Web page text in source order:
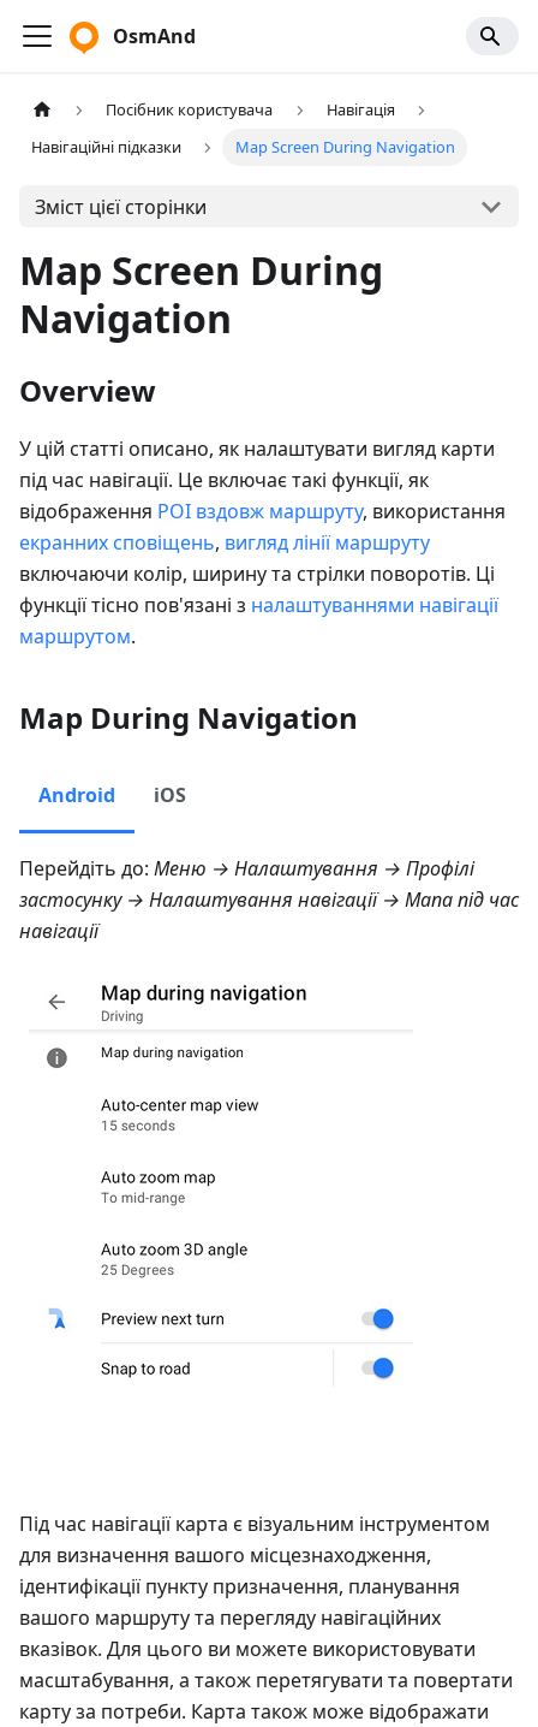
OsmAnd
Посібник користувача
Навігація
Навігаційні підказки
Map Screen During Navigation
Зміст цієї сторінки
Map Screen During
Navigation
Overview
У цій статті описано, як налаштувати вигляд карти
під час навігації. Це включає такі функції, як
відображення POI вздовж маршруту, використання
екранних сповіщень, вигляд лінії маршруту
включаючи колір, ширину та стрілки поворотів. Ці
функції тісно пов'язані з налаштуваннями навігації
маршрутом.
Map During Navigation
Android iOS
Перейдіть до: Меню → Налаштування → Профілі
застосунку → Налаштування навігації → Мапа під час
навігації
Під час навігації карта є візуальним інструментом
для визначення вашого місцезнаходження,
ідентифікації пункту призначення, планування
вашого маршруту та перегляду навігаційних
вказівок. Для цього ви можете використовувати
масштабування, а також перетягувати та повертати
карту за потреби. Карта також може відображати